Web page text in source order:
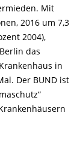
Mit
2016 um 7,3
2004),
das
in
Der BUND ist